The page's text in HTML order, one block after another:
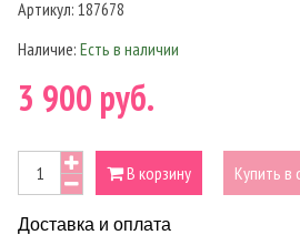
Артикул: 187678
Наличие: Есть в наличии
3 900 руб.
В корзину Купить в
Доставка и оплата